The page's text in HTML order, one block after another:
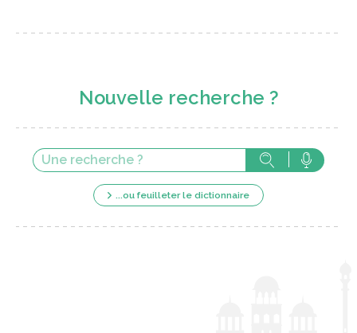
Nouvelle recherche ?
...ou feuilleter le dictionnaire